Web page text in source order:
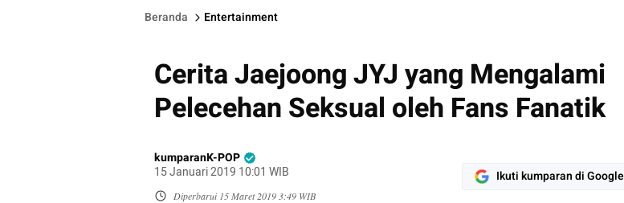
Beranda Entertainment
Cerita Jaejoong JYJ yang Mengalami
Pelecehan Seksual oleh Fans Fanatik
kumparanK-POP
15 Januari 2019 10:01 WIB
Diperbarui 15 Maret 2019 3:49 WIB
Ikuti kumparan di Google